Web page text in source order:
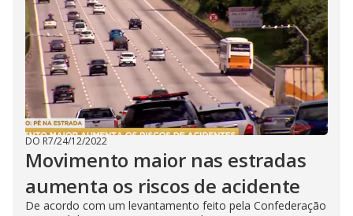
DO R7/24/12/2022
Movimento maior nas estradas
aumenta os riscos de acidente
De acordo com um levantamento feito pela Confederação